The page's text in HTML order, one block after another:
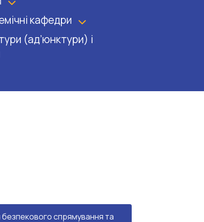
кафедри
(ад’юнктури) і
безпекового спрямування та